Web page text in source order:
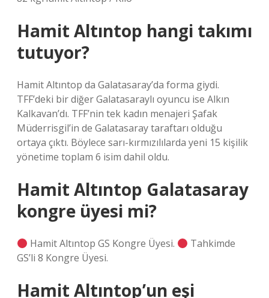
Hamit Altıntop hangi takımı
tutuyor?
Hamit Altıntop da Galatasaray’da forma giydi.
TFF’deki bir diğer Galatasaraylı oyuncu ise Alkın
Kalkavan’dı. TFF’nin tek kadın menajeri Şafak
Müderrisgil’in de Galatasaray taraftarı olduğu
ortaya çıktı. Böylece sarı-kırmızılılarda yeni 15 kişilik
yönetime toplam 6 isim dahil oldu.
Hamit Altıntop Galatasaray
kongre üyesi mi?
Hamit Altıntop GS Kongre Üyesi.
Tahkimde
GS’li 8 Kongre Üyesi.
Hamit Altıntop’un eşi